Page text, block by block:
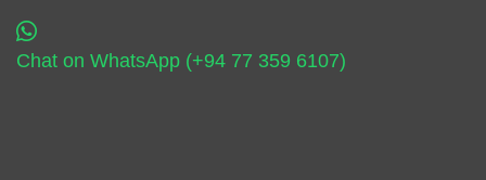
Chat on WhatsApp (+94 77 359 6107)